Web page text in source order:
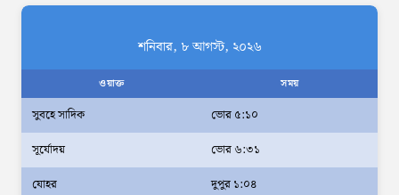
আইনশৃঙ্খলা পরিস্থিতি সম্পূর্ণ নিয়ন্ত্রণে রয়েছে: স্বরাষ্ট্রমন্ত্রী
করতে হবে: স্থানীয় সরকার প্রতিমন্ত্রী মীর শাহে আলম
আমরা মালিক নই, দেশের ১৮ কোটি জনগণের
সেবক: ভূমি প্রতিমন্ত্রী ব্যারিস্টার মীর হেলাল
অহেতুক প্রকল্প নয়, পাহাড়িদের জীবনমান উন্নয়নে
বাস্তবভিত্তিক কার্যকর উদ্যোগ নেয়ার আহ্বান
পার্বত্য প্রতিমন্ত্রীর
দক্ষিণখানে সেই নারী চিকিৎসককে খুনের মামলায়
শনিবার, ৮ আগস্ট, ২০২৬
ওয়াক্ত সময়
সুবহে সাদিক
ভোর ৫:১০
সূর্যোদয়
ভোর ৬:৩১
যোহর
দুপুর ১:০৪